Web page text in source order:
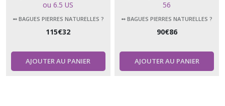
ou 6.5 US
➻ BAGUES PIERRES NATURELLES ?
115€32
AJOUTER AU PANIER
56
➻ BAGUES PIERRES NATURELLES ?
90€86
AJOUTER AU PANIER